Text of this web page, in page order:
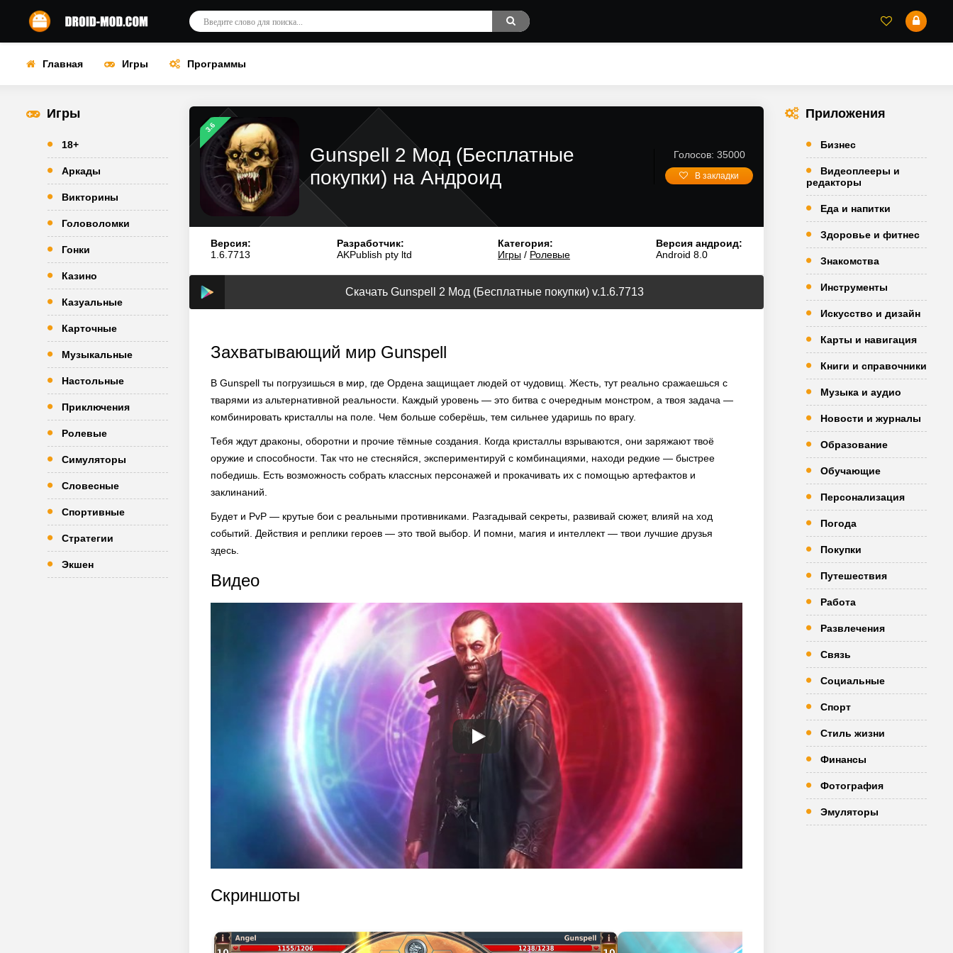
Главная Игры Программы
Игры
18+
Аркады
Викторины
Головоломки
Гонки
Казино
Казуальные
Карточные
Музыкальные
Настольные
Приключения
Ролевые
Симуляторы
Словесные
Спортивные
Стратегии
Экшен
3.6
Gunspell 2 Мод (Бесплатные
покупки) на Андроид
Голосов: 35000
В закладки
Версия:
1.6.7713
Разработчик:
AKPublish pty ltd
Категория:
Игры / Ролевые
Версия андроид:
Android 8.0
Скачать Gunspell 2 Мод (Бесплатные покупки) v.1.6.7713
Захватывающий мир Gunspell
В Gunspell ты погрузишься в мир, где Ордена защищает людей от чудовищ. Жесть, тут реально сражаешься с
тварями из альтернативной реальности. Каждый уровень — это битва с очередным монстром, а твоя задача —
комбинировать кристаллы на поле. Чем больше соберёшь, тем сильнее ударишь по врагу.
Тебя ждут драконы, оборотни и прочие тёмные создания. Когда кристаллы взрываются, они заряжают твоё
оружие и способности. Так что не стесняйся, экспериментируй с комбинациями, находи редкие — быстрее
победишь. Есть возможность собрать классных персонажей и прокачивать их с помощью артефактов и
заклинаний.
Будет и PvP — крутые бои с реальными противниками. Разгадывай секреты, развивай сюжет, влияй на ход
событий. Действия и реплики героев — это твой выбор. И помни, магия и интеллект — твои лучшие друзья
здесь.
Видео
Скриншоты
Приложения
Бизнес
Видеоплееры и
редакторы
Еда и напитки
Здоровье и фитнес
Знакомства
Инструменты
Искусство и дизайн
Карты и навигация
Книги и справочники
Музыка и аудио
Новости и журналы
Образование
Обучающие
Персонализация
Погода
Покупки
Путешествия
Работа
Развлечения
Связь
Социальные
Спорт
Стиль жизни
Финансы
Фотография
Эмуляторы